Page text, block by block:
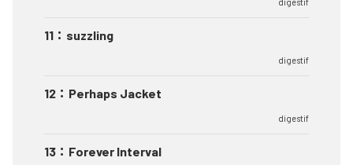
11 ： suzzling
digestif
12 ： Perhaps Jacket
digestif
13 ： Forever Interval